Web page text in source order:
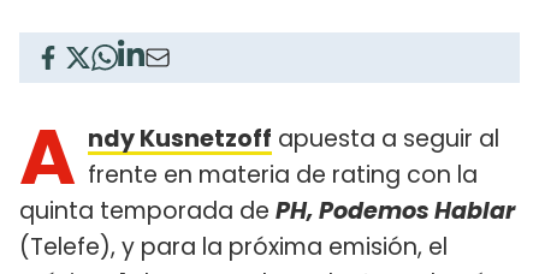
A ndy Kusnetzoff apuesta a seguir al
frente en materia de rating con la
quinta temporada de PH, Podemos Hablar
(Telefe), y para la próxima emisión, el